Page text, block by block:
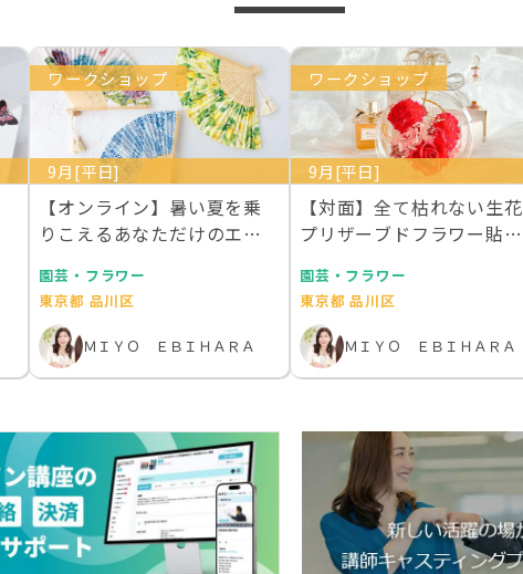
ワークショップ
9月[平日]
【オンライン】暑い夏を乗
りこえるあなただけのエレ
園芸・フラワー
東京都 品川区
ＭＩＹＯ ＥＢＩＨＡＲＡ
ワークショップ
9月[平日]
【対面】全て枯れない生花
プリザーブドフラワー貼る
園芸・フラワー
東京都 品川区
ＭＩＹＯ ＥＢＩＨＡＲＡ